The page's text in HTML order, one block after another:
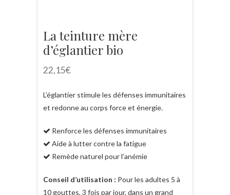
La teinture mère
d’églantier bio
22,15€
L’églantier stimule les défenses immunitaires
et redonne au corps force et énergie.
Renforce les défenses immunitaires
Aide à lutter contre la fatigue
Remède naturel pour l’anémie
Conseil d’utilisation : Pour les adultes 5 à
10 gouttes, 3 fois par jour, dans un grand